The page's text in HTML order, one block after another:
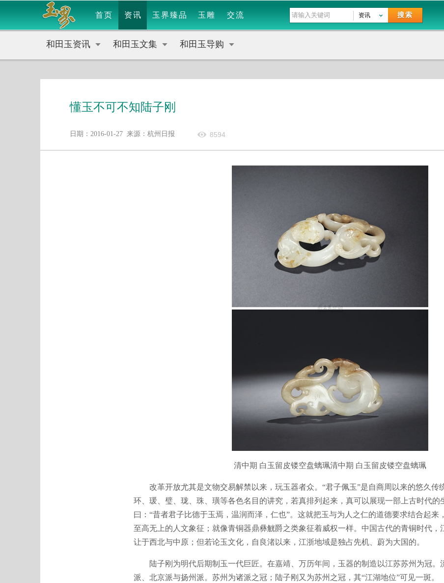
首页 资讯 玉界臻品 玉雕 交流 搜索
资讯
和田玉资讯 和田玉文集 和田玉导购
懂玉不可不知陆子刚
日期：2016-01-27 来源：杭州日报 8594
清中期 白玉留皮镂空盘螭珮清中期 白玉留皮镂空盘螭珮
改革开放尤其是文物交易解禁以来，玩玉器者众。“君子佩玉”是自商周以来的悠久传
环、瑗、璧、珑、珠、璜等各色名目的讲究，若真排列起来，真可以展现一部上古时代的
曰：“昔者君子比德于玉焉，温润而泽，仁也”。这就把玉与为人之仁的道德要求结合起来
至高无上的人文象征；就像青铜器鼎彝觥爵之类象征着威权一样。中国古代的青铜时代，
让于西北与中原；但若论玉文化，自良渚以来，江浙地域是独占先机、蔚为大国的。
陆子刚为明代后期制玉一代巨匠。在嘉靖、万历年间，玉器的制造以江苏苏州为冠。
派、北京派与扬州派。苏州为诸派之冠；陆子刚又为苏州之冠，其“江湖地位”可见一斑。